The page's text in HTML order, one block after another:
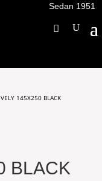
Sedan 1951
145X250 BLACK
BLACK